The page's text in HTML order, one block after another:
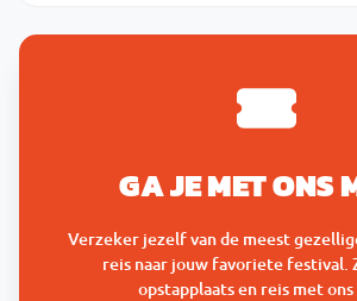
GA JE MET ONS
Verzeker jezelf van de meest
reis naar jouw favoriete festival.
opstapplaats en reis met ons